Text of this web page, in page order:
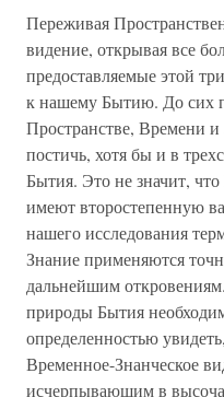
Переживая
видение, открывая все
предоставляемые этой
к нашему Бытию. До сих
Пространстве, Времени
постичь, хотя бы и в
Бытия. Это не значит,
имеют второстепенную
нашего исследования
Знание применяются
дальнейшим
природы Бытия
определенностью
Временное-Знанческое
исчерпывающим в